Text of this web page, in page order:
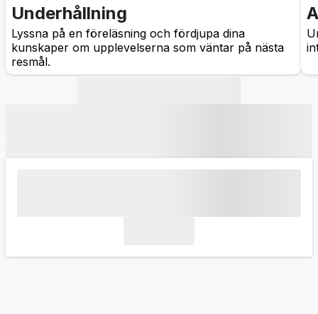
Underhållning
Lyssna på en föreläsning och fördjupa dina
kunskaper om upplevelserna som väntar på nästa
resmål.